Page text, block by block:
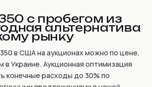
с пробегом из
альтернатива
рынку
в США на аукционах можно по цене,
в Украине. Аукционная оптимизация
конечные расходы до 30% по